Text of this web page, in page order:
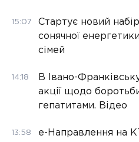
15:07
Стартує новий
сонячної
сімей
14:18
В Івано-
акції щодо
гепатитами. Відео
13:58
е-Направлення на